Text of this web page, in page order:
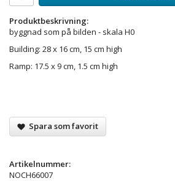
Produktbeskrivning:
byggnad som på bilden - skala H0
Building: 28 x 16 cm, 15 cm high
Ramp: 17.5 x 9 cm, 1.5 cm high
Spara som favorit
Artikelnummer:
NOCH66007